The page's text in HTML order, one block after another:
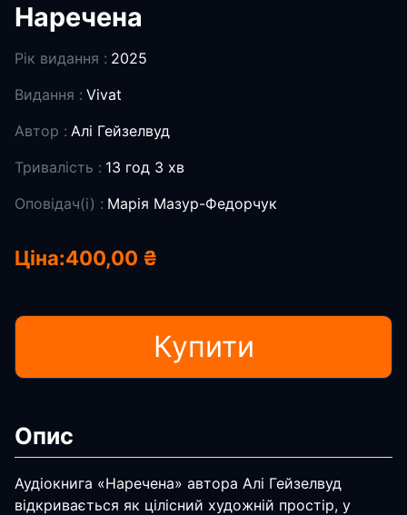
Наречена
Рік видання : 2025
Видання : Vivat
Автор : Алі Гейзелвуд
Тривалість : 13 год 3 хв
Оповідач(і) : Марія Мазур-Федорчук
Ціна:400,00 ₴
Купити
Опис
Аудіокнига «Наречена» автора Алі Гейзелвуд
відкривається як цілісний художній простір, у